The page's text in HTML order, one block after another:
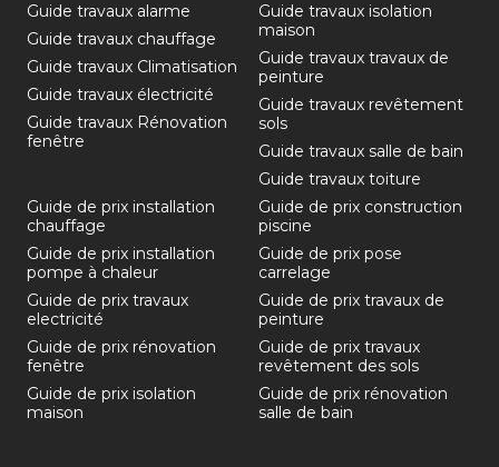
Guide travaux alarme
Guide travaux chauffage
Guide travaux Climatisation
Guide travaux électricité
Guide travaux Rénovation
fenêtre
Guide travaux isolation
maison
Guide travaux travaux de
peinture
Guide travaux revêtement
sols
Guide travaux salle de bain
Guide travaux toiture
Guide de prix installation
chauffage
Guide de prix installation
pompe à chaleur
Guide de prix travaux
electricité
Guide de prix rénovation
fenêtre
Guide de prix isolation
maison
Guide de prix construction
piscine
Guide de prix pose
carrelage
Guide de prix travaux de
peinture
Guide de prix travaux
revêtement des sols
Guide de prix rénovation
salle de bain